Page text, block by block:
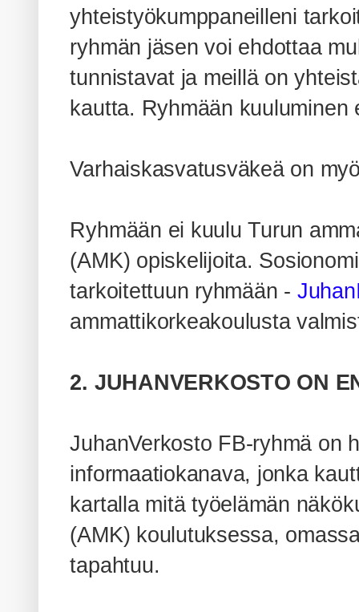
yhteistyökumppaneilleni
ryhmän jäsen voi ehdottaa
tunnistavat ja meillä on
kautta. Ryhmään
Varhaiskasvatusväkeä on
Ryhmään ei kuulu Turun
(AMK) opiskelijoita.
tarkoitettuun ryhmään -
ammattikorkeakoulusta
2. JUHANVERKOSTO ON
JuhanVerkosto FB-ryhmä on
informaatiokanava, jonka
kartalla mitä työelämän
(AMK) koulutuksessa,
tapahtuu.